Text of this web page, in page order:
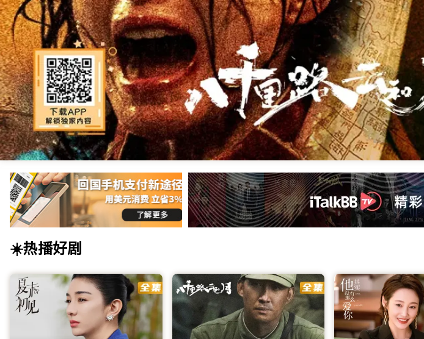
第三批文章
ITalkBB TV是专为海外华人打造的免费影视App及视频网站。提供2025最新大陆电视剧、电影
App，畅享线上看剧乐趣！
ITalkBB TV：海外华人影视网站的首选，连接您与家乡的视听桥
身在异国他乡，最让海外游子牵挂的往往是那一口熟悉的乡音和家乡的文化脉搏。作为专为北美
权限制、视频卡顿和资源匮乏等痛点，为您提供一个拥有海量正版资源、高清流畅播放体验的海
☀️热播好剧